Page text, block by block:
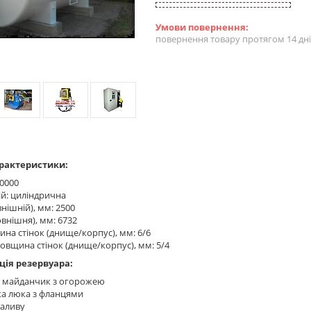
повернення товару протягом 14
циліндрична
мм: 2500
мм: 6732
стінок (днище/корпус), мм: 6/6
стінок (днище/корпус), мм: 5/4
резервуара:
майданчик з огорожею
люка з фланцями